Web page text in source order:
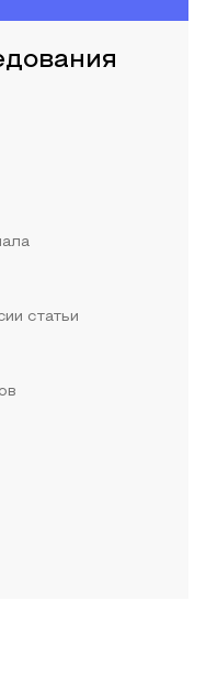
статьи